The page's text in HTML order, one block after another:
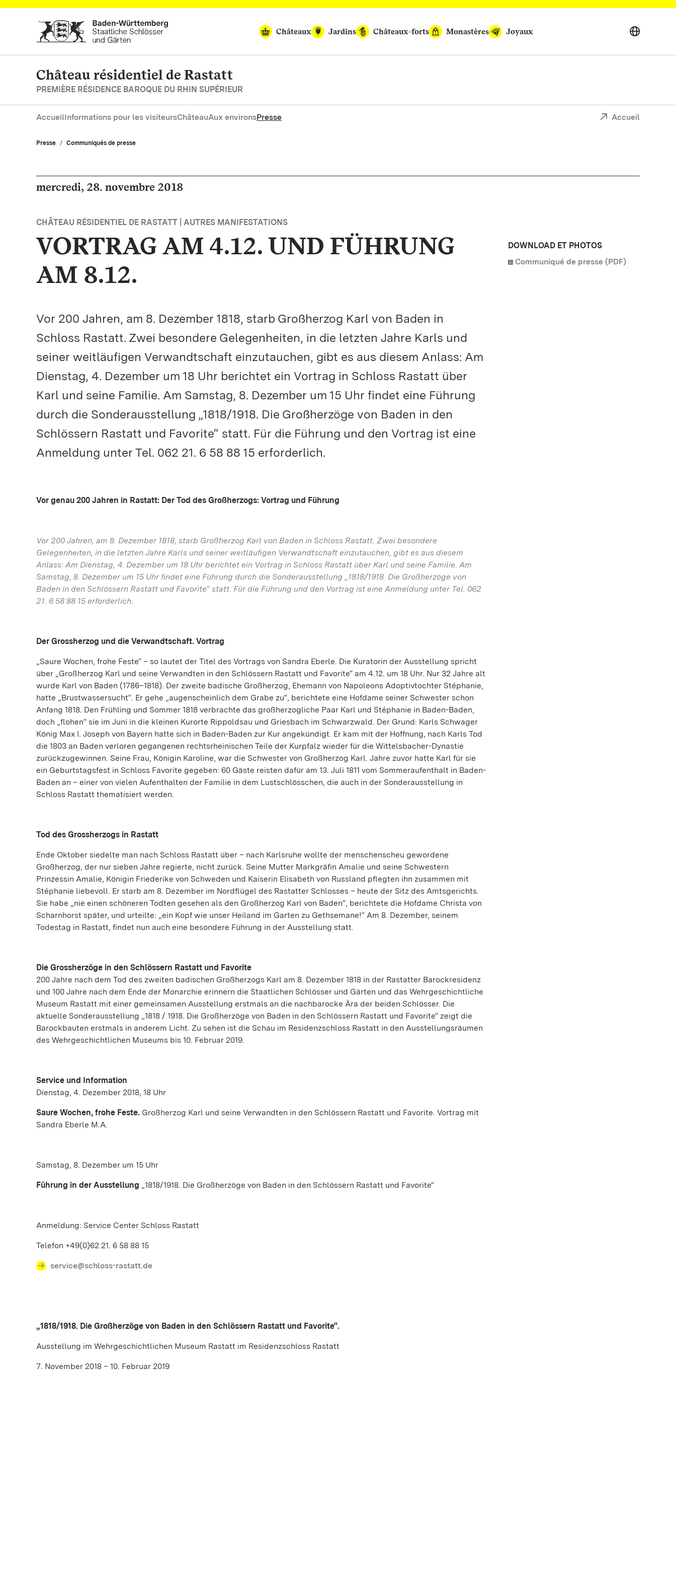
Vers la page d’accueil
Châteaux
Jardins Châteaux-forts Monastères Joyaux
Château résidentiel de Rastatt
PREMIÈRE RÉSIDENCE BAROQUE DU RHIN SUPÉRIEUR
AccueilInformations pour les visiteursChâteauAux environsPresse Accueil
Presse Communiqués de presse
mercredi, 28. novembre 2018
CHÂTEAU RÉSIDENTIEL DE RASTATT | AUTRES MANIFESTATIONS
VORTRAG AM 4.12. UND FÜHRUNG
AM 8.12.
Vor 200 Jahren, am 8. Dezember 1818, starb Großherzog Karl von Baden in
Schloss Rastatt. Zwei besondere Gelegenheiten, in die letzten Jahre Karls und
seiner weitläufigen Verwandtschaft einzutauchen, gibt es aus diesem Anlass: Am
Dienstag, 4. Dezember um 18 Uhr berichtet ein Vortrag in Schloss Rastatt über
Karl und seine Familie. Am Samstag, 8. Dezember um 15 Uhr findet eine Führung
durch die Sonderausstellung „1818/1918. Die Großherzöge von Baden in den
Schlössern Rastatt und Favorite“ statt. Für die Führung und den Vortrag ist eine
Anmeldung unter Tel. 062 21. 6 58 88 15 erforderlich.
Vor genau 200 Jahren in Rastatt: Der Tod des Großherzogs: Vortrag und Führung
Vor 200 Jahren, am 8. Dezember 1818, starb Großherzog Karl von Baden in Schloss Rastatt. Zwei besondere
Gelegenheiten, in die letzten Jahre Karls und seiner weitläufigen Verwandtschaft einzutauchen, gibt es aus diesem
Anlass: Am Dienstag, 4. Dezember um 18 Uhr berichtet ein Vortrag in Schloss Rastatt über Karl und seine Familie. Am
Samstag, 8. Dezember um 15 Uhr findet eine Führung durch die Sonderausstellung „1818/1918. Die Großherzöge von
Baden in den Schlössern Rastatt und Favorite“ statt. Für die Führung und den Vortrag ist eine Anmeldung unter Tel. 062
21. 6 58 88 15 erforderlich.
Der Grossherzog und die Verwandtschaft. Vortrag
„Saure Wochen, frohe Feste“ – so lautet der Titel des Vortrags von Sandra Eberle. Die Kuratorin der Ausstellung spricht
über „Großherzog Karl und seine Verwandten in den Schlössern Rastatt und Favorite“ am 4.12. um 18 Uhr. Nur 32 Jahre alt
wurde Karl von Baden (1786–1818). Der zweite badische Großherzog, Ehemann von Napoleons Adoptivtochter Stéphanie,
hatte „Brustwassersucht“. Er gehe „augenscheinlich dem Grabe zu“, berichtete eine Hofdame seiner Schwester schon
Anfang 1818. Den Frühling und Sommer 1818 verbrachte das großherzogliche Paar Karl und Stéphanie in Baden-Baden,
doch „flohen“ sie im Juni in die kleinen Kurorte Rippoldsau und Griesbach im Schwarzwald. Der Grund: Karls Schwager
König Max I. Joseph von Bayern hatte sich in Baden-Baden zur Kur angekündigt. Er kam mit der Hoffnung, nach Karls Tod
die 1803 an Baden verloren gegangenen rechtsrheinischen Teile der Kurpfalz wieder für die Wittelsbacher-Dynastie
zurückzugewinnen. Seine Frau, Königin Karoline, war die Schwester von Großherzog Karl. Jahre zuvor hatte Karl für sie
ein Geburtstagsfest in Schloss Favorite gegeben: 60 Gäste reisten dafür am 13. Juli 1811 vom Sommeraufenthalt in Baden-
Baden an – einer von vielen Aufenthalten der Familie in dem Lustschlösschen, die auch in der Sonderausstellung in
Schloss Rastatt thematisiert werden.
Tod des Grossherzogs in Rastatt
Ende Oktober siedelte man nach Schloss Rastatt über – nach Karlsruhe wollte der menschenscheu gewordene
Großherzog, der nur sieben Jahre regierte, nicht zurück. Seine Mutter Markgräfin Amalie und seine Schwestern
Prinzessin Amalie, Königin Friederike von Schweden und Kaiserin Elisabeth von Russland pflegten ihn zusammen mit
Stéphanie liebevoll. Er starb am 8. Dezember im Nordflügel des Rastatter Schlosses – heute der Sitz des Amtsgerichts.
Sie habe „nie einen schöneren Todten gesehen als den Großherzog Karl von Baden“, berichtete die Hofdame Christa von
Scharnhorst später, und urteilte: „ein Kopf wie unser Heiland im Garten zu Gethsemane!“ Am 8. Dezember, seinem
Todestag in Rastatt, findet nun auch eine besondere Führung in der Ausstellung statt.
Die Grossherzöge in den Schlössern Rastatt und Favorite
200 Jahre nach dem Tod des zweiten badischen Großherzogs Karl am 8. Dezember 1818 in der Rastatter Barockresidenz
und 100 Jahre nach dem Ende der Monarchie erinnern die Staatlichen Schlösser und Gärten und das Wehrgeschichtliche
Museum Rastatt mit einer gemeinsamen Ausstellung erstmals an die nachbarocke Ära der beiden Schlösser. Die
aktuelle Sonderausstellung „1818 / 1918. Die Großherzöge von Baden in den Schlössern Rastatt und Favorite“ zeigt die
Barockbauten erstmals in anderem Licht. Zu sehen ist die Schau im Residenzschloss Rastatt in den Ausstellungsräumen
des Wehrgeschichtlichen Museums bis 10. Februar 2019.
Service und Information
Dienstag, 4. Dezember 2018, 18 Uhr
Saure Wochen, frohe Feste. Großherzog Karl und seine Verwandten in den Schlössern Rastatt und Favorite. Vortrag mit
Sandra Eberle M.A.
Samstag, 8. Dezember um 15 Uhr
Führung in der Ausstellung „1818/1918. Die Großherzöge von Baden in den Schlössern Rastatt und Favorite“
Anmeldung: Service Center Schloss Rastatt
Telefon +49(0)62 21. 6 58 88 15
service@schloss-rastatt.de
„1818/1918. Die Großherzöge von Baden in den Schlössern Rastatt und Favorite“.
Ausstellung im Wehrgeschichtlichen Museum Rastatt im Residenzschloss Rastatt
7. November 2018 – 10. Februar 2019
DOWNLOAD ET PHOTOS
Communiqué de presse (PDF)